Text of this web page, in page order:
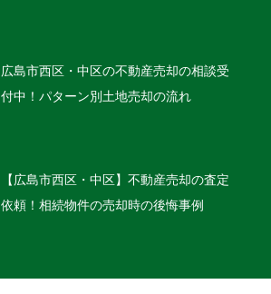
広島市西区・中区の不動産売却の相談受
付中！パターン別土地売却の流れ
【広島市西区・中区】不動産売却の査定
依頼！相続物件の売却時の後悔事例